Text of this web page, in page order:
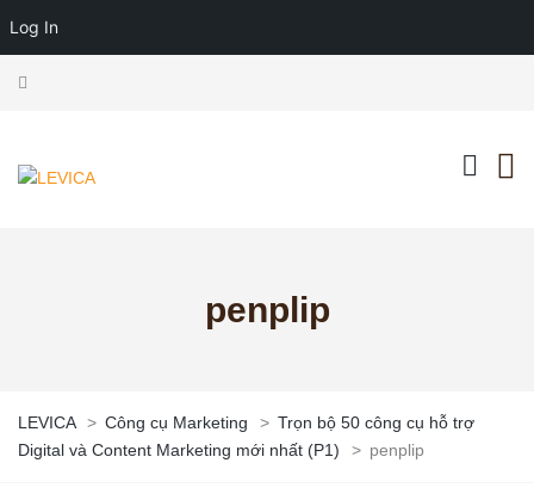
penplip
LEVICA > Công cụ Marketing > Trọn bộ 50 công cụ hỗ trợ
Digital và Content Marketing mới nhất (P1)
> penplip
Log In